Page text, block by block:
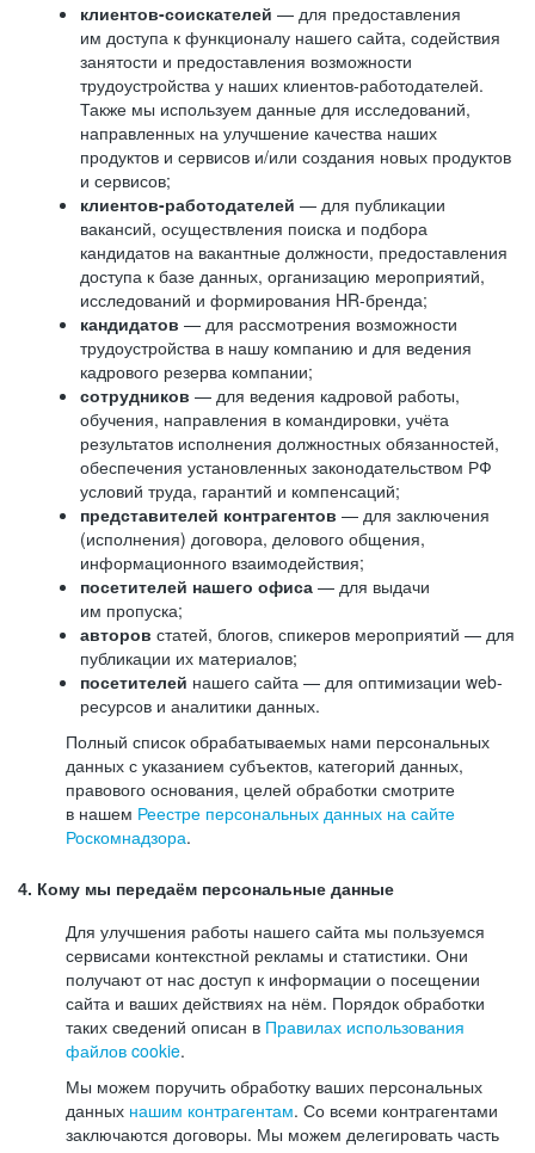
клиентов-соискателей — для предоставления
им доступа к функционалу нашего сайта, содействия
занятости и предоставления возможности
трудоустройства у наших клиентов-работодателей.
Также мы используем данные для исследований,
направленных на улучшение качества наших
продуктов и сервисов и/или создания новых продуктов
и сервисов;
клиентов-работодателей — для публикации
вакансий, осуществления поиска и подбора
кандидатов на вакантные должности, предоставления
доступа к базе данных, организацию мероприятий,
исследований и формирования HR-бренда;
кандидатов — для рассмотрения возможности
трудоустройства в нашу компанию и для ведения
кадрового резерва компании;
сотрудников — для ведения кадровой работы,
обучения, направления в командировки, учёта
результатов исполнения должностных обязанностей,
обеспечения установленных законодательством РФ
условий труда, гарантий и компенсаций;
представителей контрагентов — для заключения
(исполнения) договора, делового общения,
информационного взаимодействия;
посетителей нашего офиса — для выдачи
им пропуска;
авторов статей, блогов, спикеров мероприятий — для
публикации их материалов;
посетителей нашего сайта — для оптимизации web-
ресурсов и аналитики данных.
Полный список обрабатываемых нами персональных
данных с указанием субъектов, категорий данных,
правового основания, целей обработки смотрите
в нашем Реестре персональных данных на сайте
Роскомнадзора.
4. Кому мы передаём персональные данные
Для улучшения работы нашего сайта мы пользуемся
сервисами контекстной рекламы и статистики. Они
получают от нас доступ к информации о посещении
сайта и ваших действиях на нём. Порядок обработки
таких сведений описан в Правилах использования
файлов cookie.
Мы можем поручить обработку ваших персональных
данных нашим контрагентам. Со всеми контрагентами
заключаются договоры. Мы можем делегировать часть